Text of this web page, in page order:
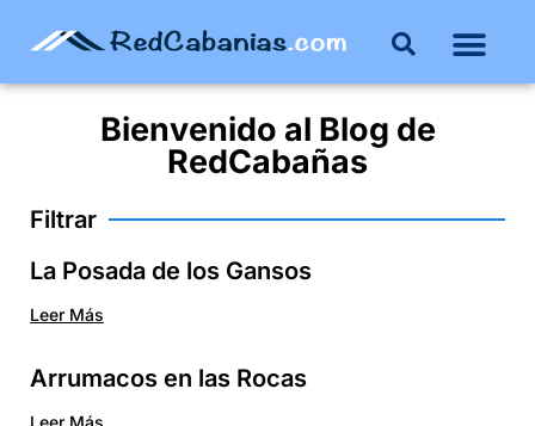
Bienvenido al Blog de
RedCabañas
Filtrar
La Posada de los Gansos
Leer Más
Arrumacos en las Rocas
Leer Más